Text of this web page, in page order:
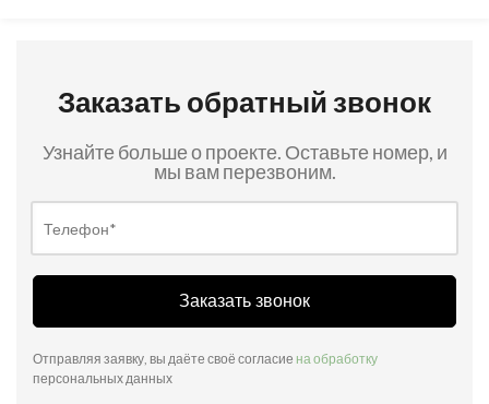
Заказать обратный звонок
Узнайте больше о проекте. Оставьте номер, и
мы вам перезвоним.
Заказать звонок
Отправляя заявку, вы даёте своё согласие на обработку
персональных данных